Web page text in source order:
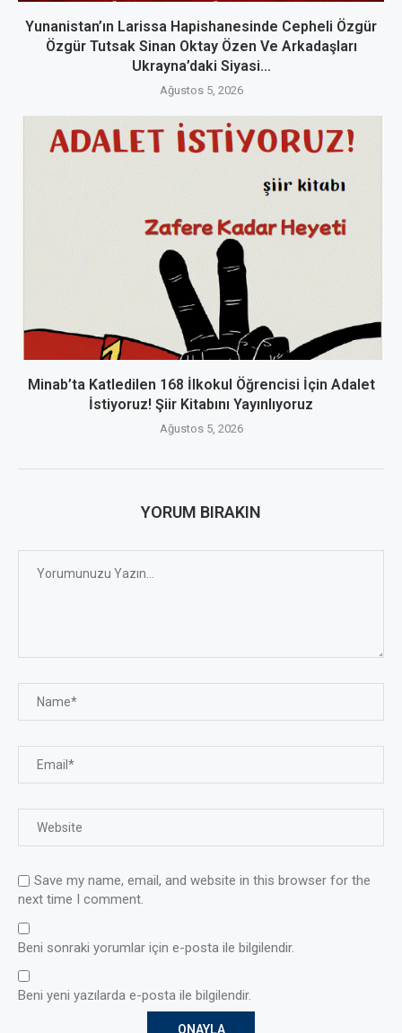
Yunanistan’ın Larissa Hapishanesinde Cepheli Özgür
Özgür Tutsak Sinan Oktay Özen Ve Arkadaşları
Ukrayna’daki Siyasi...
Ağustos 5, 2026
Minab’ta Katledilen 168 İlkokul Öğrencisi İçin Adalet
İstiyoruz! Şiir Kitabını Yayınlıyoruz
Ağustos 5, 2026
YORUM BIRAKIN
Save my name, email, and website in this browser for the
next time I comment.
Beni sonraki yorumlar için e-posta ile bilgilendir.
Beni yeni yazılarda e-posta ile bilgilendir.